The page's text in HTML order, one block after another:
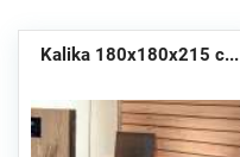
Kalika 180x180x215 с...